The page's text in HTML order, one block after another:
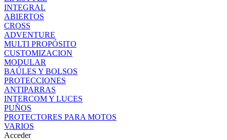
INTEGRAL
ABIERTOS
CROSS
ADVENTURE
MULTI PROPÓSITO
CUSTOMIZACION
MODULAR
BAÚLES Y BOLSOS
PROTECCIONES
ANTIPARRAS
INTERCOM Y LUCES
PUÑOS
PROTECTORES PARA MOTOS
VARIOS
Acceder